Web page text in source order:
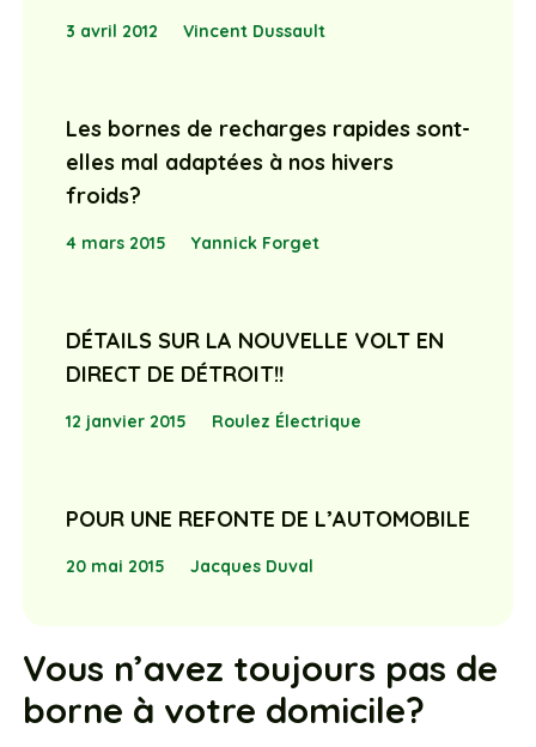
3 avril 2012 Vincent Dussault
Les bornes de recharges rapides sont-
elles mal adaptées à nos hivers
froids?
4 mars 2015 Yannick Forget
DÉTAILS SUR LA NOUVELLE VOLT EN
DIRECT DE DÉTROIT!!
12 janvier 2015 Roulez Électrique
POUR UNE REFONTE DE L’AUTOMOBILE
20 mai 2015 Jacques Duval
Vous n’avez toujours pas de
borne à votre domicile?